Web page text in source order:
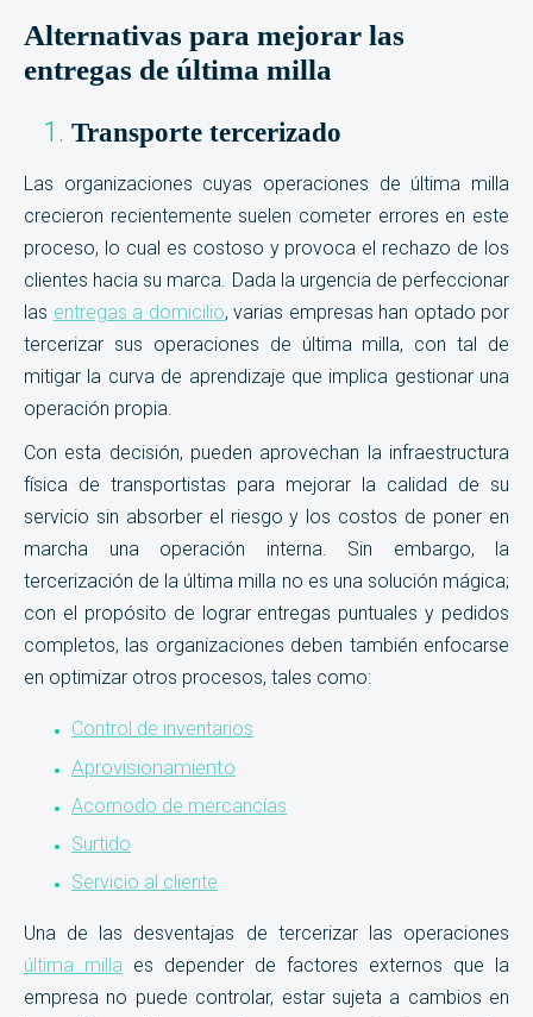
Alternativas para mejorar las
entregas de última milla
Transporte tercerizado
Las organizaciones cuyas operaciones de última milla
crecieron recientemente suelen cometer errores en este
proceso, lo cual es costoso y provoca el rechazo de los
clientes hacia su marca. Dada la urgencia de perfeccionar
las entregas a domicilio, varias empresas han optado por
tercerizar sus operaciones de última milla, con tal de
mitigar la curva de aprendizaje que implica gestionar una
operación propia.
Con esta decisión, pueden aprovechan la infraestructura
física de transportistas para mejorar la calidad de su
servicio sin absorber el riesgo y los costos de poner en
marcha una operación interna. Sin embargo, la
tercerización de la última milla no es una solución mágica;
con el propósito de lograr entregas puntuales y pedidos
completos, las organizaciones deben también enfocarse
en optimizar otros procesos, tales como:
Control de inventarios
Aprovisionamiento
Acomodo de mercancías
Surtido
Servicio al cliente
Una de las desventajas de tercerizar las operaciones
última milla es depender de factores externos que la
empresa no puede controlar, estar sujeta a cambios en